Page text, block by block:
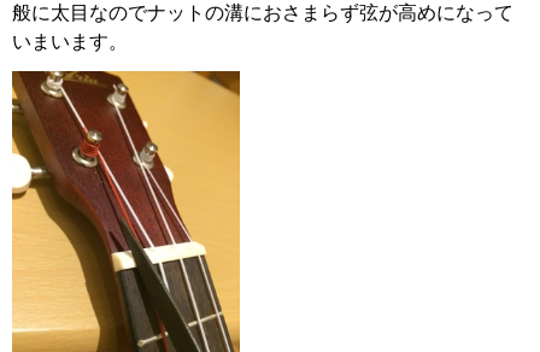
般に太目なのでナットの溝におさまらず弦が高めになって
いまいます。